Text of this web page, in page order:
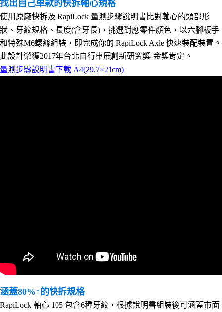
找出自己車款的快拆軸心規格
使用原廠快拆及 RapiLock 量測步驟說明書比對軸心的頭部形
狀、牙紋規格、長度(含牙長)，挑選對應零件顏色，以六腳板手
和特殊M6螺絲組裝，即完成你的 RapiLock Axle 快速裝配裝置。
此設計榮獲2017年台北自行車展創新研究獎-金獎肯定。
量測步驟說明書下載 A4(29.7×21cm)
涵蓋80%↑的快拆規格
RapiLock 軸心 105 包含6種牙紋，根據說明書組裝後可涵蓋市面